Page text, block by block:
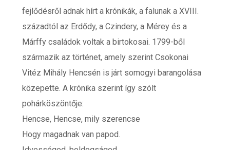
fejlődésről adnak hírt a krónikák, a falunak a XVIII.
századtól az Erdődy, a Czindery, a Mérey és a
Márffy családok voltak a birtokosai. 1799-ből
származik az történet, amely szerint Csokonai
Vitéz Mihály Hencsén is járt somogyi barangolása
közepette. A krónika szerint így szólt
pohárköszöntője:
Hencse, Hencse, mily szerencse
Hogy magadnak van papod.